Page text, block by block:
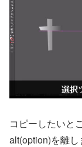
コピーしたいと
alt(option)を離し